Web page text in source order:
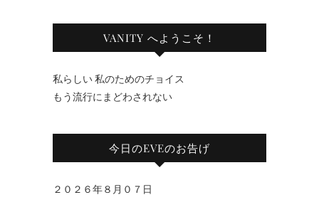
VANITY へようこそ！
私らしい 私のためのチョイス
もう流行にまどわされない
今日のEVEのお告げ
２０２６年８月０７日